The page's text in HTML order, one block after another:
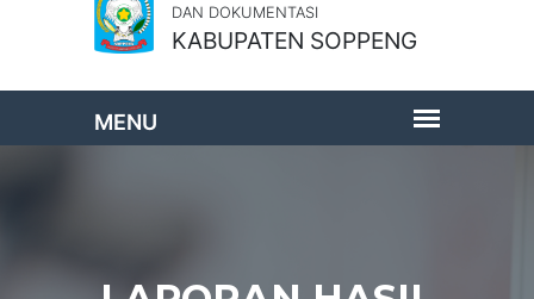
DAN DOKUMENTASI
KABUPATEN SOPPENG